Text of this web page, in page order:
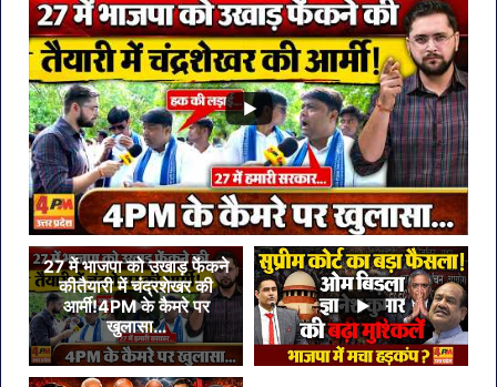
लगी
रोक
27 में भाजपा को उखाड़ फेंकने
कीतैयारी में चंद्रशेखर की
आर्मी!4PM के कैमरे पर
खुलासा…